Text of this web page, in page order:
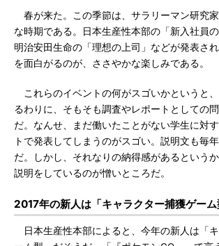
春が来た。この季節は、サラリーマン研究
な時期である。日本生産性本部の「新入社員の
明治安田生命の「理想の上司」などが発表さ
を面白がるのが、ささやかな楽しみである。
これらのイベントの何がスゴいかというと
るわりに、そもそも調査やレポートとしての
だ。なんせ、まだ働いたことがない学生に対
トで発表してしまうのがスゴい。説明文も毎
だ。しかし、それなりの納得感があるという
説明をしているのが憎いところだ。
2017年の新人は「キャラクター捕獲ゲーム
日本生産性本部によると、今年の新人は「